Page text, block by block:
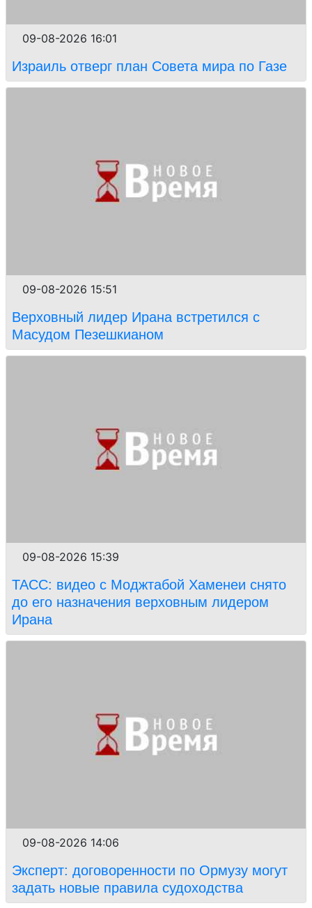
09-08-2026 16:01
Израиль отверг план Совета мира по Газе
09-08-2026 15:51
Верховный лидер Ирана встретился с
Масудом Пезешкианом
09-08-2026 15:39
ТАСС: видео с Моджтабой Хаменеи снято
до его назначения верховным лидером
Ирана
09-08-2026 14:06
Эксперт: договоренности по Ормузу могут
задать новые правила судоходства